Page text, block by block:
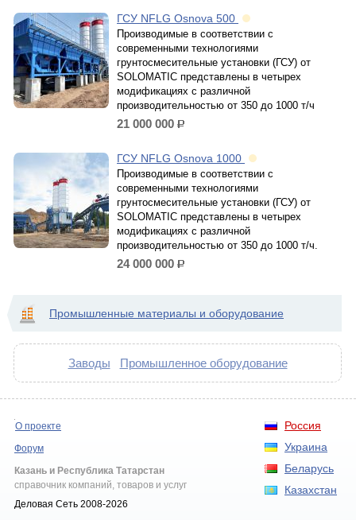
ГСУ NFLG Osnova 500
Производимые в соответствии с
современными технологиями
грунтосмесительные установки (ГСУ) от
SOLOMATIC представлены в четырех
модификациях с различной
производительностью от 350 до 1000 т/ч
21 000 000 р.
ГСУ NFLG Osnova 1000
Производимые в соответствии с
современными технологиями
грунтосмесительные установки (ГСУ) от
SOLOMATIC представлены в четырех
модификациях с различной
производительностью от 350 до 1000 т/ч.
24 000 000 р.
Промышленные материалы и оборудование
Заводы Промышленное оборудование
Россия
Украина
Беларусь
Казахстан
О проекте
Форум
Казань и Республика Татарстан
справочник компаний, товаров и услуг
Деловая Сеть 2008-2026